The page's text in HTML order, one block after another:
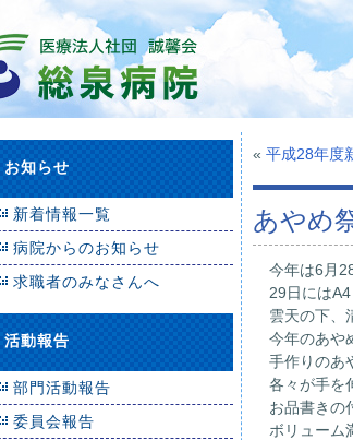
お知らせ
新着情報一覧
病院からのお知らせ
求職者のみなさんへ
活動報告
部門活動報告
委員会報告
« 平成28年度
あやめ
今年は6月
29日には
雲天の下、
今年のあや
手作りのあ
各々が手を
お品書きの
ボリューム